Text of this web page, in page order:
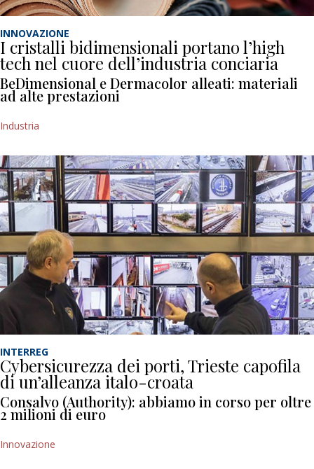
INNOVAZIONE
I cristalli bidimensionali portano l’high
tech nel cuore dell’industria conciaria
BeDimensional e Dermacolor alleati: materiali
ad alte prestazioni
Industria
INTERREG
Cybersicurezza dei porti, Trieste capofila
di un’alleanza italo-croata
Consalvo (Authority): abbiamo in corso per oltre
2 milioni di euro
Innovazione